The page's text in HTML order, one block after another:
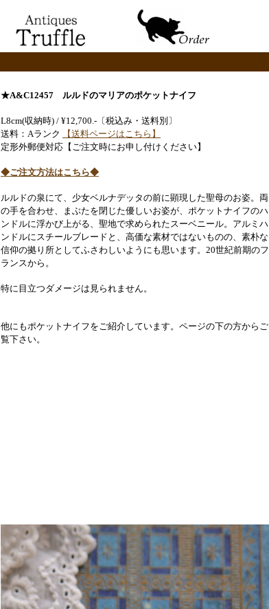
★A&C12457 ルルドのマリアのポケットナイフ
L8cm(収納時) / ¥12,700.-〔税込み・送料別〕
送料：Aランク
【送料ページはこちら】
定形外郵便対応【ご注文時にお申し付けください】
◆ご注文方法はこちら◆
ルルドの泉にて、少女ベルナデッタの前に顕現した聖母のお姿。両
の手を合わせ、まぶたを閉じた優しいお姿が、ポケットナイフのハ
ンドルに浮かび上がる、聖地で求められたスーベニール。アルミハ
ンドルにスチールブレードと、高価な素材ではないものの、素朴な
信仰の拠り所としてふさわしいようにも思います。20世紀前期のフ
ランスから。
特に目立つダメージは見られません。
他にもポケットナイフをご紹介しています。ページの下の方からご
覧下さい。